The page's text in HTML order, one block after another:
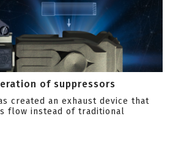
of suppressors
created an exhaust device that
flow instead of traditional